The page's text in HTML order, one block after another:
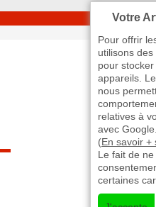
Votre
Pour offrir
utilisons
pour
appareils.
nous
relatives à
avec Google.
(En savoir +
Le fait de
certaines